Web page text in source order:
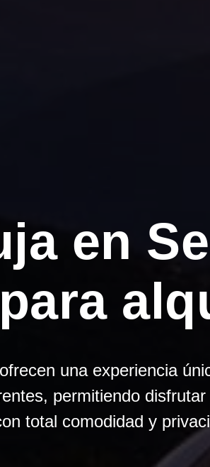
en
una experiencia
permitiendo disfrutar
total comodidad y